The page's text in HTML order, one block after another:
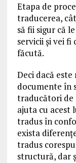
Etapa de
traducerea,
să fii sigur că
servicii și vei
făcută.
Deci dacă
documente în
traducători de
ajuta cu acest
tradus în
exista
tradus
structură, dar